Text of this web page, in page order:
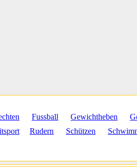
Fussball Gewichtheben
Rudern Schützen